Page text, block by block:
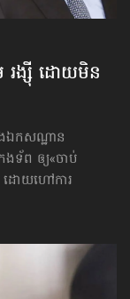
រង្ស៊ី ដោយមិន
ឯកសណ្ឋាន
ងទ័ព ឲ្យ«ចាប់
ដោយហៅការ